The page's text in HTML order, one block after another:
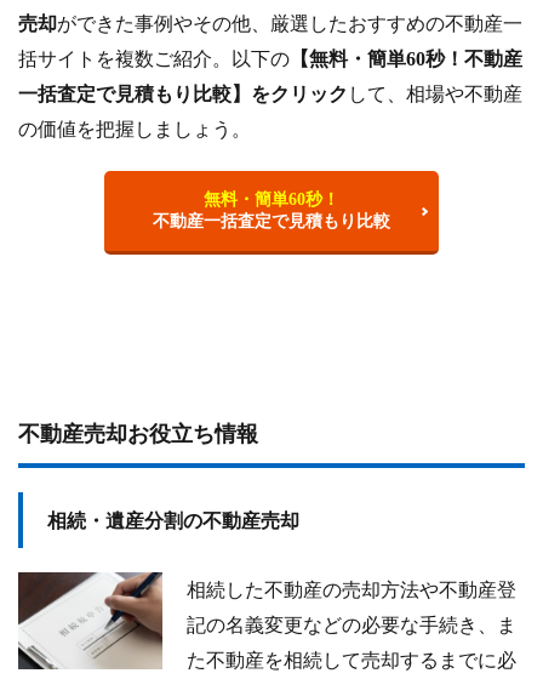
売却ができた事例やその他、厳選したおすすめの不動産一
括サイトを複数ご紹介。
以下の 【無料・簡単60秒！不動産
一括査定で見積もり比較】をクリック して、相場や不動産
の価値を把握しましょう。
無料・簡単60秒！
不動産一括査定で見積もり比較
不動産売却お役立ち情報
相続・遺産分割の不動産売却
相続した不動産の売却方法や不動産登
記の名義変更などの必要な手続き、ま
た不動産を相続して売却するまでに必